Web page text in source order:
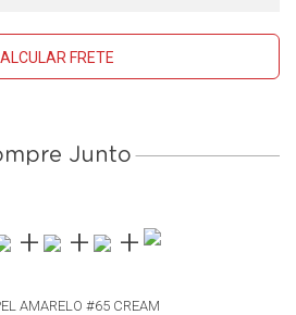
FRETE
Junto
AMARELO #65 CREAM